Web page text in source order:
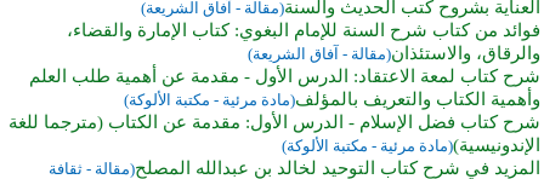
العناية بشروح كتب الحديث والسنة(مقالة - آفاق الشريعة)
فوائد من كتاب شرح السنة للإمام البغوي: كتاب الإمارة والقضاء،
والرقاق، والاستئذان(مقالة - آفاق الشريعة)
شرح كتاب لمعة الاعتقاد: الدرس الأول - مقدمة عن أهمية طلب العلم
وأهمية الكتاب والتعريف بالمؤلف(مادة مرئية - مكتبة الألوكة)
شرح كتاب فضل الإسلام - الدرس الأول: مقدمة عن الكتاب (مترجما للغة
الإندونيسية)(مادة مرئية - مكتبة الألوكة)
المزيد في شرح كتاب التوحيد لخالد بن عبدالله المصلح(مقالة - ثقافة